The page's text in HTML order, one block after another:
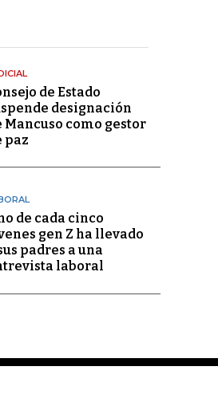
de Estado
designación
Mancuso como gestor
paz
de cada cinco
gen Z ha llevado
padres a una
laboral